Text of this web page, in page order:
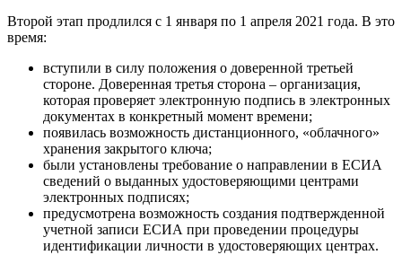
Второй этап продлился с 1 января по 1 апреля 2021 года. В это
время:
вступили в силу положения о доверенной третьей
стороне. Доверенная третья сторона – организация,
которая проверяет электронную подпись в электронных
документах в конкретный момент времени;
появилась возможность дистанционного, «облачного»
хранения закрытого ключа;
были установлены требование о направлении в ЕСИА
сведений о выданных удостоверяющими центрами
электронных подписях;
предусмотрена возможность создания подтвержденной
учетной записи ЕСИА при проведении процедуры
идентификации личности в удостоверяющих центрах.